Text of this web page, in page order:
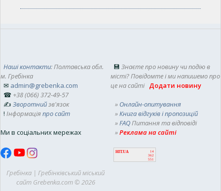
Наші контакти: Полтавська обл.
м. Гребінка
✉ admin@grebenka.com
☎ +38 (066) 372-49-57
✍ Зворотний зв'язок
! Інформаціяпро сайт
Ми в соціальних мережах
Гребінка | Гребінківський міський
сайт Grebenka.com © 2026
💾 Знаєте про новину чи подію в
місті? Повідомте і ми напишемо про
це на сайті Додати новину
» Онлайн-опитування
» Книга відгуків і пропозицій
» FAQ Питання та відповіді
»Реклама на сайті
HIT.UA
14
362
551